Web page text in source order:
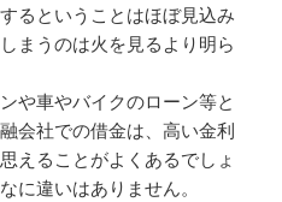
るということはほぼ見込み
まうのは火を見るより明ら
や車やバイクのローン等と
会社での借金は、高い金利
えることがよくあるでしょ
に違いはありません。